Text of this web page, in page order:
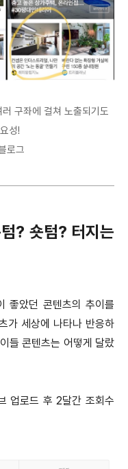
구좌에 걸쳐 노출되기도
성!
로그
? 숏텀? 터지는
좋았던 콘텐츠의 추이를
가 세상에 나타나 반응하
들 콘텐츠는 어떻게 달랐
업로드 후 2달간 조회수